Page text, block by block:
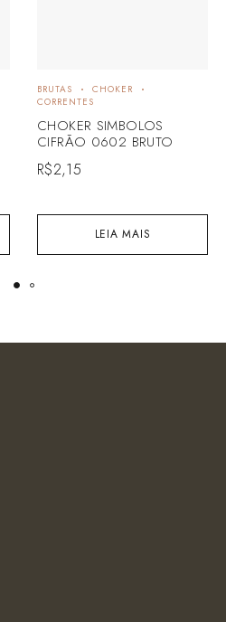
LEIA MAIS
BRUTAS
CHOKER
CORRENTES
CHOKER SIMBOLOS
CIFRÃO 0602 BRUTO
R$2,15